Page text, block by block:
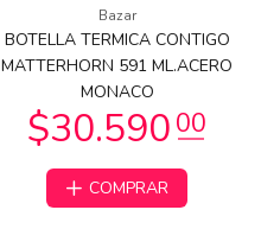
Bazar
BOTELLA TERMICA CONTIGO
MATTERHORN 591 ML.ACERO
MONACO
COMPRAR
62